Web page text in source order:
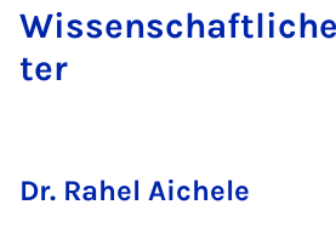
ter
Dr. Rahel Aichele